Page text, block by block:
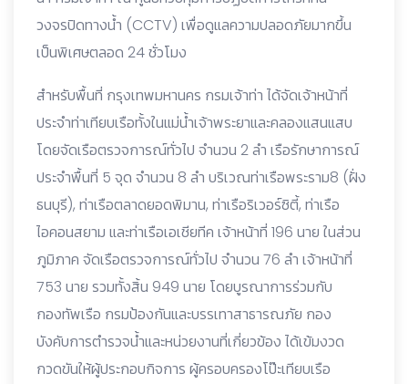
วงจรปิดทางน้ำ (CCTV) เพื่อดูแลความปลอดภัยมากขึ้น
เป็นพิเศษตลอด 24 ชั่วโมง
สำหรับพื้นที่ กรุงเทพมหานคร กรมเจ้าท่า ได้จัดเจ้าหน้าที่
ประจำท่าเทียบเรือทั้งในแม่น้ำเจ้าพระยาและคลองแสนแสบ
โดยจัดเรือตรวจการณ์ทั่วไป จำนวน 2 ลำ เรือรักษาการณ์
ประจำพื้นที่ 5 จุด จำนวน 8 ลำ บริเวณท่าเรือพระราม8 (ฝั่ง
ธนบุรี), ท่าเรือตลาดยอดพิมาน, ท่าเรือริเวอร์ซิตี้, ท่าเรือ
ไอคอนสยาม และท่าเรือเอเชียทีค เจ้าหน้าที่ 196 นาย ในส่วน
ภูมิภาค จัดเรือตรวจการณ์ทั่วไป จำนวน 76 ลำ เจ้าหน้าที่
753 นาย รวมทั้งสิ้น 949 นาย โดยบูรณาการร่วมกับ
กองทัพเรือ กรมป้องกันและบรรเทาสาธารณภัย กอง
บังคับการตำรวจน้ำและหน่วยงานที่เกี่ยวข้อง ได้เข้มงวด
กวดขันให้ผู้ประกอบกิจการ ผู้ครอบครองโป๊ะเทียบเรือ